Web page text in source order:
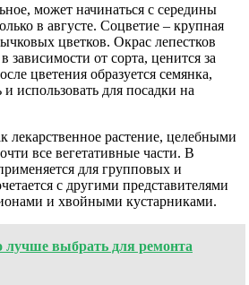
может начинаться с середины
в августе. Соцветие – крупная
цветков. Окрас лепестков
от сорта, ценится за
цветения образуется семянка,
использовать для посадки на
лекарственное растение, целебными
все вегетативные части. В
для групповых и
с другими представителями
и хвойными кустарниками.
лучше выбрать для ремонта